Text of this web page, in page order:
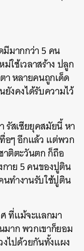
มากกว่า 5 คน
ม่ใช้เวลาสร้าง ปลูก
า หลายคนถูกเด็ด
งคงได้รับความไว้
รัสเซียยุคสมัยนี้ หา
อๆ อีกแล้ว แต่พวก
าติตะวันตก ก็ถือ
กาย 5 คนของปูติน
ทำงานรับใช้ปูติน
ที่แม้จะแลกมา
าก พวกเขาก็ยอม
งไปด้วยกันทั้งแผง